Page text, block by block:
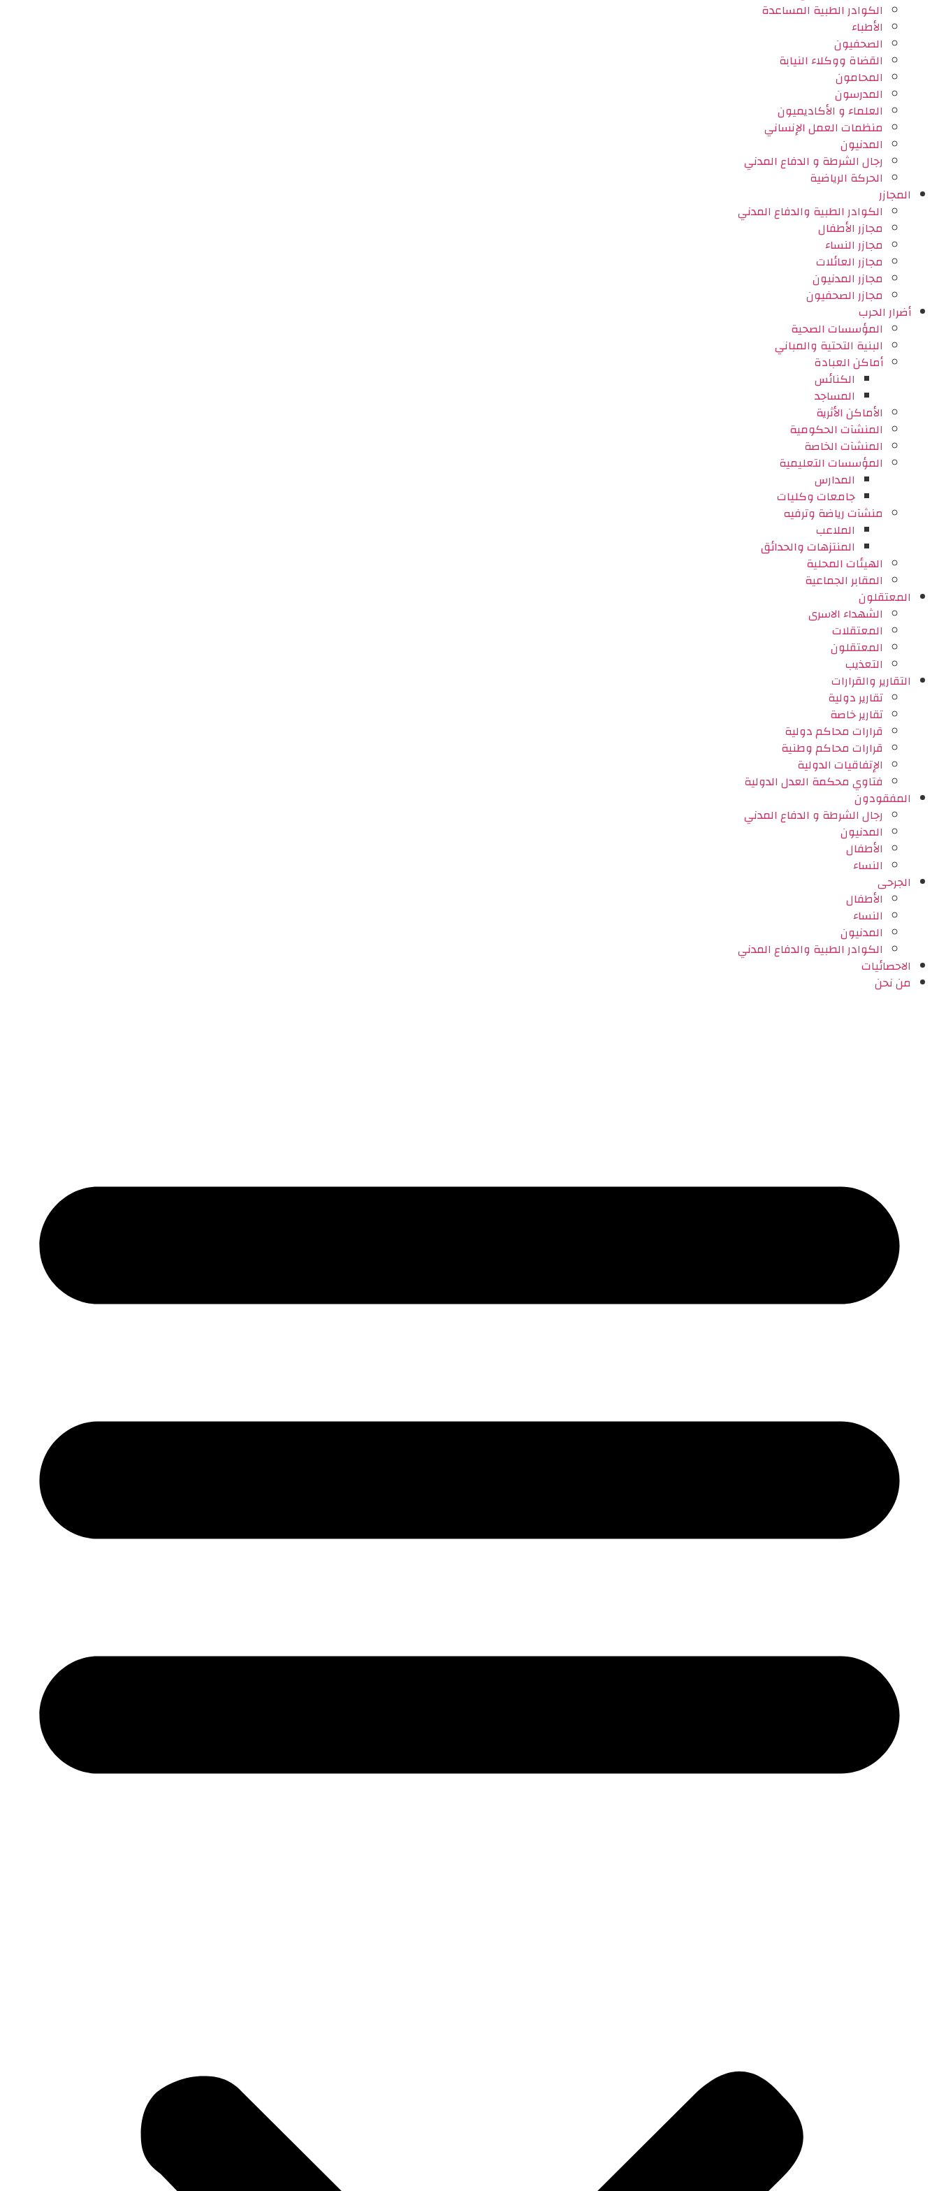
الكوادر الطبية المساعدة
الأطباء
الصحفيون
القضاة ووكلاء النيابة
المحامون
المدرسون
العلماء و الأكاديميون
منظمات العمل الإنساني
المدنيون
رجال الشرطة و الدفاع المدني
الحركة الرياضية
المجازر
الكوادر الطبية والدفاع المدني
مجازر الأطفال
مجازر النساء
مجازر العائلات
مجازر المدنيون
مجازر الصحفيون
أضرار الحرب
المؤسسات الصحية
البنية التحتية والمباني
أماكن العبادة
الكنائس
المساجد
الأماكن الأثرية
المنشآت الحكومية
المنشآت الخاصة
المؤسسات التعليمية
المدارس
جامعات وكليات
منشآت رياضة وترفيه
الملاعب
المنتزهات والحدائق
الهيئات المحلية
المقابر الجماعية
المعتقلون
الشهداء الاسرى
المعتقلات
المعتقلون
التعذيب
التقارير والقرارات
تقارير دولية
تقارير خاصة
قرارات محاكم دولية
قرارات محاكم وطنية
الإتفاقيات الدولية
فتاوي محكمة العدل الدولية
المفقودون
رجال الشرطة و الدفاع المدني
المدنيون
الأطفال
النساء
الجرحى
الأطفال
النساء
المدنيون
الكوادر الطبية والدفاع المدني
الاحصائيات
من نحن